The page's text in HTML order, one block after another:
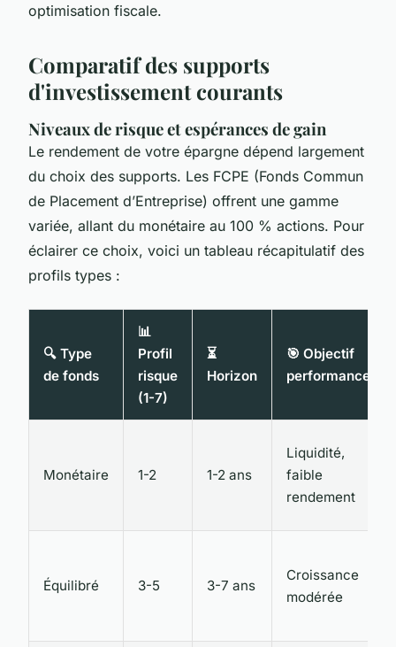
optimisation fiscale.
Comparatif des supports
d'investissement courants
Niveaux de risque et espérances de gain
Le rendement de votre épargne dépend largement
du choix des supports. Les FCPE (Fonds Commun
de Placement d’Entreprise) offrent une gamme
variée, allant du monétaire au 100 % actions. Pour
éclairer ce choix, voici un tableau récapitulatif des
profils types :
🔍 Type
de fonds
📊
Profil
risque
(1-7)
⏳
Horizon
🎯 Objectif
performance
Monétaire 1-2 1-2 ans
Liquidité,
faible
rendement
Équilibré 3-5 3-7 ans
Croissance
modérée